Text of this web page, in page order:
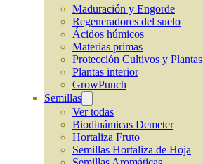
Maduración y Engorde
Regeneradores del suelo
Ácidos húmicos
Materias primas
Protección Cultivos y Plantas
Plantas interior
GrowPunch
Semillas
Ver todas
Biodinámicas Demeter
Hortaliza Fruto
Semillas Hortaliza de Hoja